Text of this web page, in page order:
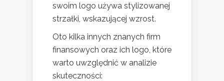
swoim logo używa stylizowanej
strzałki, wskazującej wzrost.
Oto kilka innych znanych firm
finansowych oraz ich logo, które
warto uwzględnić w analizie
skuteczności: